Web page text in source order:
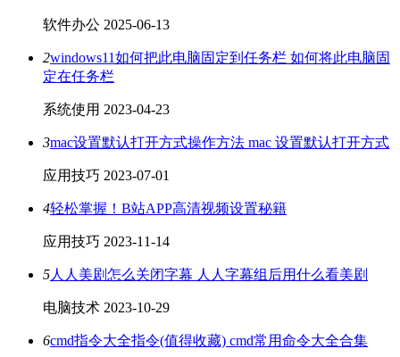
软件办公 2025-06-13
2windows11如何把此电脑固定到任务栏 如何将此电脑固
定在任务栏
系统使用 2023-04-23
3mac设置默认打开方式操作方法 mac 设置默认打开方式
应用技巧 2023-07-01
4轻松掌握！B站APP高清视频设置秘籍
应用技巧 2023-11-14
5人人美剧怎么关闭字幕 人人字幕组后用什么看美剧
电脑技术 2023-10-29
6cmd指令大全指令(值得收藏) cmd常用命令大全合集